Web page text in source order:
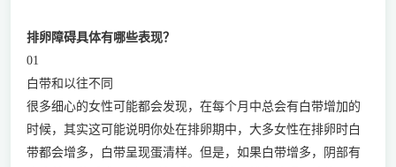
排卵障碍具体有哪些表现？
01
白带和以往不同
很多细心的女性可能都会发现，在每个月中总会有白带增加的
时候，其实这可能说明你处在排卵期中，大多女性在排卵时白
带都会增多，白带呈现蛋清样。但是，如果白带增多，阴部有